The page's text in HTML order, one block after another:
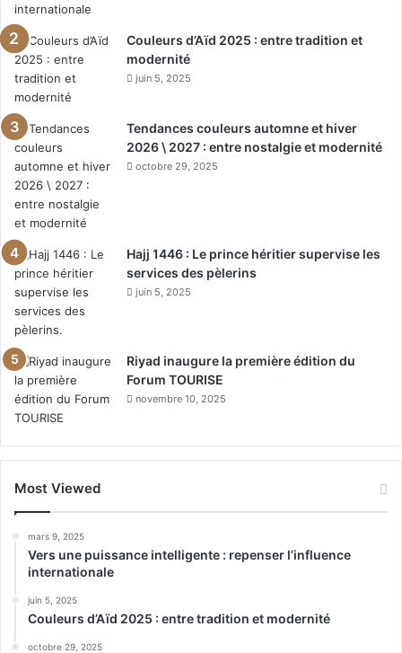
Couleurs d’Aïd 2025 : entre tradition et
modernité
juin 5, 2025
Tendances couleurs automne et hiver
2026 \ 2027 : entre nostalgie et modernité
octobre 29, 2025
Hajj 1446 : Le prince héritier supervise les
services des pèlerins
juin 5, 2025
Riyad inaugure la première édition du
Forum TOURISE
novembre 10, 2025
Most Viewed
mars 9, 2025
Vers une puissance intelligente : repenser l’influence
internationale
juin 5, 2025
Couleurs d’Aïd 2025 : entre tradition et modernité
octobre 29, 2025